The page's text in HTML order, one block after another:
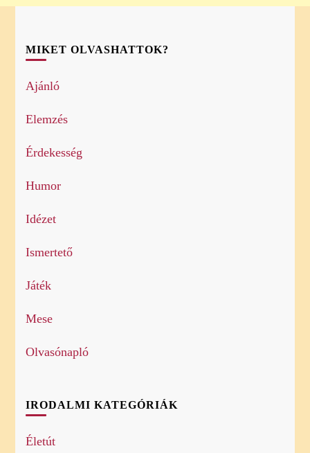
MIKET OLVASHATTOK?
Ajánló
Elemzés
Érdekesség
Humor
Idézet
Ismertető
Játék
Mese
Olvasónapló
IRODALMI KATEGÓRIÁK
Életút